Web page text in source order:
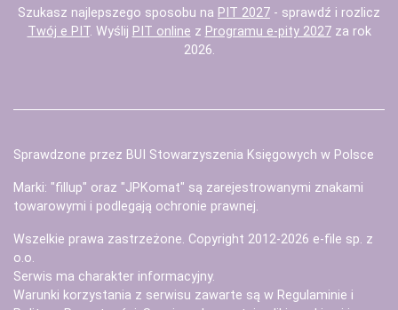
Szukasz najlepszego sposobu na PIT 2027 - sprawdź i rozlicz
Twój e PIT. Wyślij PIT online z Programu e-pity 2027za rok
2026.
Sprawdzone przez BUI Stowarzyszenia Księgowych w Polsce
Marki: "fillup" oraz "JPKomat" są zarejestrowanymi znakami
towarowymi i podlegają ochronie prawnej.
Wszelkie prawa zastrzeżone. Copyright 2012-2026 e-file sp. z
o.o.
Serwis ma charakter informacyjny.
Warunki korzystania z serwisu zawarte są w Regulaminie i